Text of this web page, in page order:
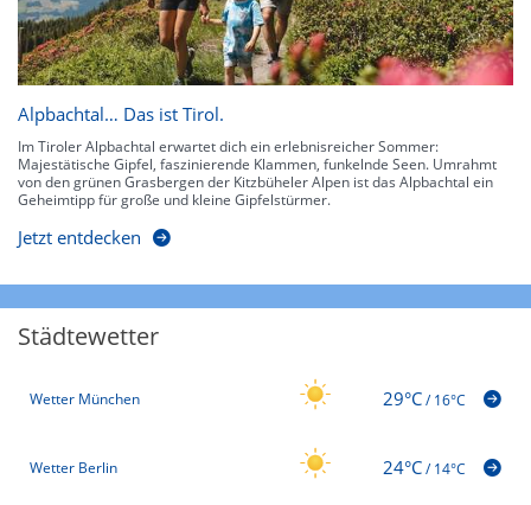
Alpbachtal… Das ist Tirol.
Im Tiroler Alpbachtal erwartet dich ein erlebnisreicher Sommer:
Majestätische Gipfel, faszinierende Klammen, funkelnde Seen. Umrahmt
von den grünen Grasbergen der Kitzbüheler Alpen ist das Alpbachtal ein
Geheimtipp für große und kleine Gipfelstürmer.
Jetzt entdecken
Städtewetter
Wetter München 29°C/16°C
Wetter Berlin 24°C/14°C